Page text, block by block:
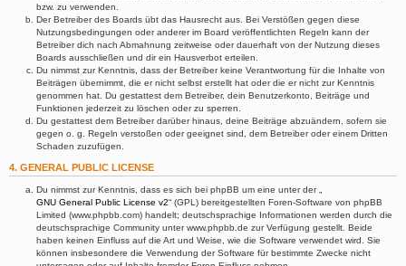
bzw. zu verwenden.
Der Betreiber des Boards übt das Hausrecht aus. Bei Verstößen gegen diese
Nutzungsbedingungen oder anderer im Board veröffentlichten Regeln kann der
Betreiber dich nach Abmahnung zeitweise oder dauerhaft von der Nutzung dieses
Boards ausschließen und dir ein Hausverbot erteilen.
Du nimmst zur Kenntnis, dass der Betreiber keine Verantwortung für die Inhalte von
Beiträgen übernimmt, die er nicht selbst erstellt hat oder die er nicht zur Kenntnis
genommen hat. Du gestattest dem Betreiber, dein Benutzerkonto, Beiträge und
Funktionen jederzeit zu löschen oder zu sperren.
Du gestattest dem Betreiber darüber hinaus, deine Beiträge abzuändern, sofern sie
gegen o. g. Regeln verstoßen oder geeignet sind, dem Betreiber oder einem Dritten
Schaden zuzufügen.
4. GENERAL PUBLIC LICENSE
Du nimmst zur Kenntnis, dass es sich bei phpBB um eine unter der „
GNU General Public License v2“ (GPL) bereitgestellten Foren-Software von phpBB
Limited (www.phpbb.com) handelt; deutschsprachige Informationen werden durch die
deutschsprachige Community unter www.phpbb.de zur Verfügung gestellt. Beide
haben keinen Einfluss auf die Art und Weise, wie die Software verwendet wird. Sie
können insbesondere die Verwendung der Software für bestimmte Zwecke nicht